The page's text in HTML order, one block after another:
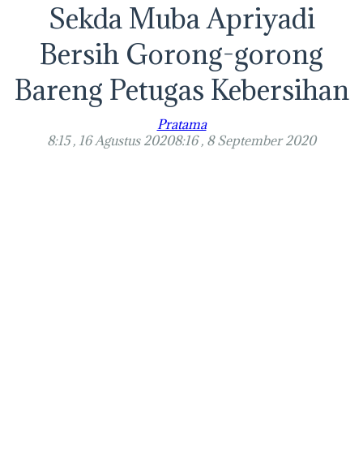
Sekda Muba Apriyadi
Bersih Gorong-gorong
Bareng Petugas Kebersihan
Pratama
8:15 , 16 Agustus 20208:16 , 8 September 2020